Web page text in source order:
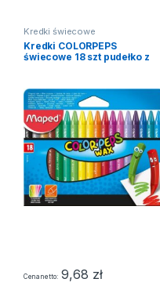
Kredki świecowe
Kredki COLORPEPS
świecowe 18 szt pudełko z
Cena netto 9,68 zł